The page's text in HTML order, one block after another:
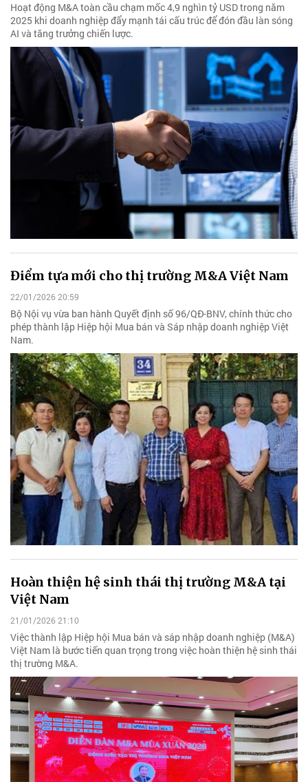
Hoạt động M&A toàn cầu chạm mốc 4,9 nghìn tỷ USD trong năm
2025 khi doanh nghiệp đẩy mạnh tái cấu trúc để đón đầu làn sóng
AI và tăng trưởng chiến lược.
Điểm tựa mới cho thị trường M&A Việt Nam
22/01/2026 20:59
Bộ Nội vụ vừa ban hành Quyết định số 96/QĐ-BNV, chính thức cho
phép thành lập Hiệp hội Mua bán và Sáp nhập doanh nghiệp Việt
Nam.
Hoàn thiện hệ sinh thái thị trường M&A tại
Việt Nam
21/01/2026 21:10
Việc thành lập Hiệp hội Mua bán và sáp nhập doanh nghiệp (M&A)
Việt Nam là bước tiến quan trọng trong việc hoàn thiện hệ sinh thái
thị trường M&A.